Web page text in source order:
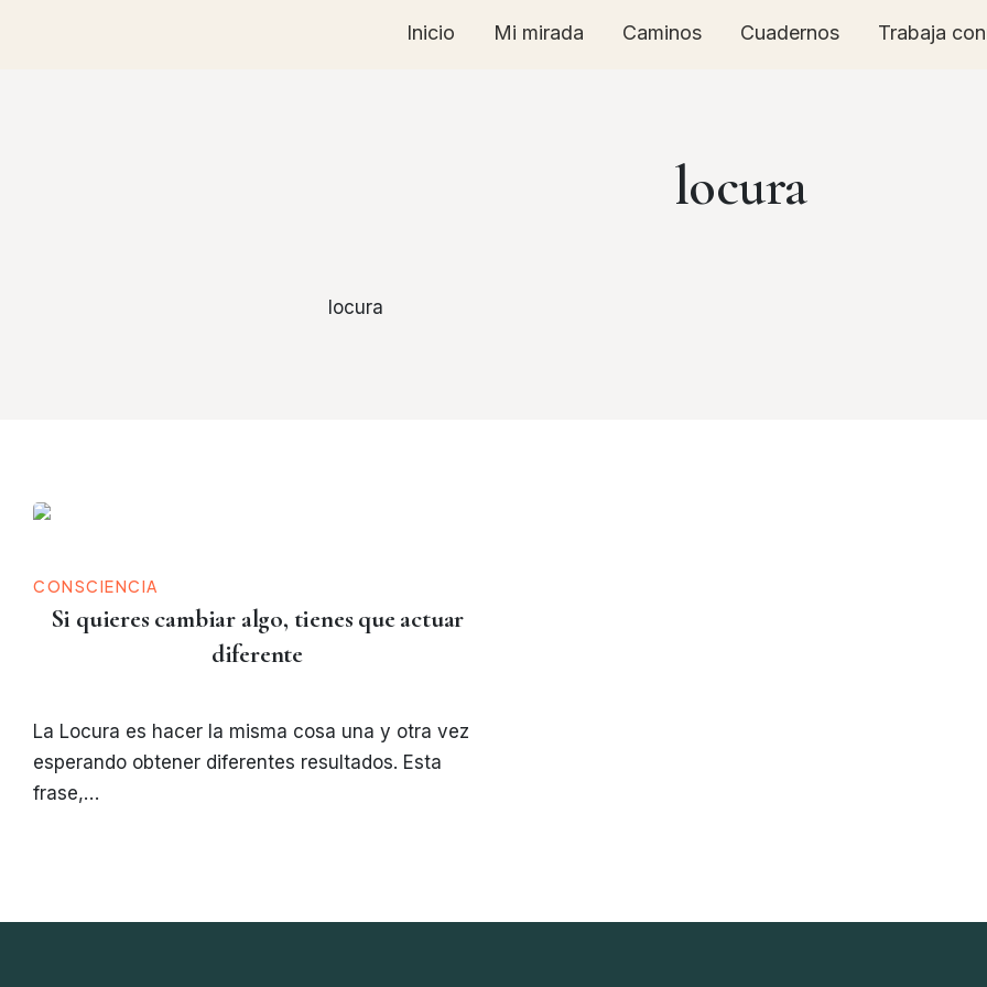
Inicio Mi mirada Caminos Cuadernos Trabaja
locura
locura
CONSCIENCIA
Si quieres cambiar algo, tienes que actuar
diferente
La Locura es hacer la misma cosa una y otra vez
esperando obtener diferentes resultados. Esta
frase,…